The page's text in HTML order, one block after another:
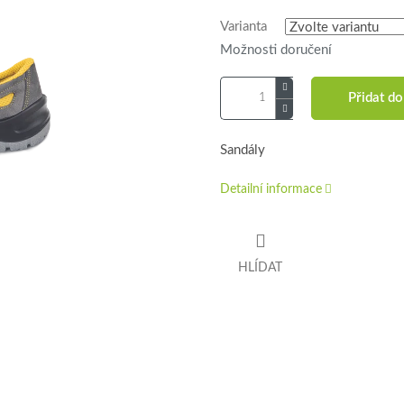
Varianta
Možnosti doručení
Přidat
Sandály
Detailní informace
HLÍDAT